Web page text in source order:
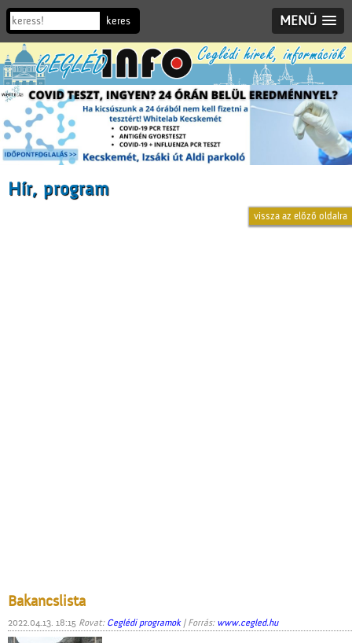
MENÜ
Hír, program
vissza az előző oldalra
Bakancslista
2022.04.13. 18:15 Rovat: Ceglédi programok| Forrás: www.cegled.hu